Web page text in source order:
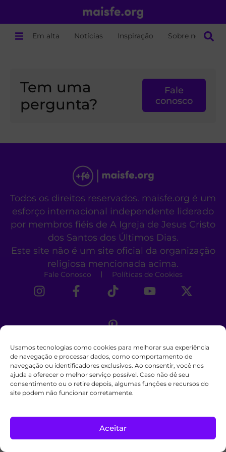
Usamos tecnologias como cookies para melhorar sua experiência
de navegação e processar dados, como comportamento de
navegação ou identificadores exclusivos. Ao consentir, você nos
ajuda a oferecer o melhor serviço possível. Caso não dê seu
consentimento ou o retire depois, algumas funções e recursos do
site podem não funcionar corretamente.
Aceitar
Em alta Notícias Inspiração Sobre nós
Tem uma
pergunta?
Fale
conosco
Todos os direitos reservados. maisfe.org é um
esforço internacional independente liderado
por membros fiéis de A Igreja de Jesus Cristo
dos Santos dos Últimos Dias.
Este site não é um site oficial da organização
religiosa mencionada acima.
Fale Conosco Políticas de Cookies